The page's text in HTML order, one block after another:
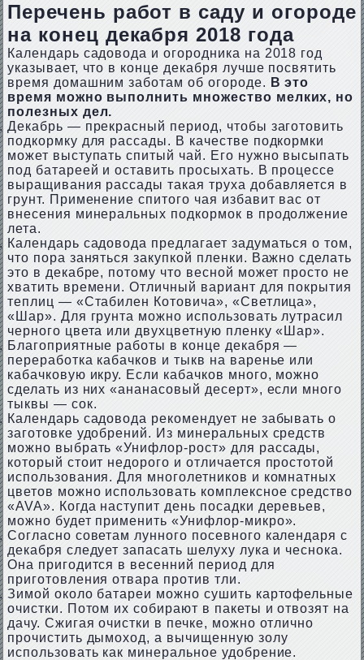
Перечень работ в саду и огороде
на конец декабря 2018 года
Календарь садовода и огородника на 2018 год
указывает, что в конце декабря лучше посвятить
время домашним заботам об огороде. В это
время можно выполнить множество мелких, но
полезных дел.
Декабрь — прекрасный период, чтобы заготовить
подкормку для рассады. В качестве подкормки
может выступать спитый чай. Его нужно высыпать
под батареей и оставить просыхать. В процессе
выращивания рассады такая труха добавляется в
грунт. Применение спитого чая избавит вас от
внесения минеральных подкормок в продолжение
лета.
Календарь садовода предлагает задуматься о том,
что пора заняться закупкой пленки. Важно сделать
это в декабре, потому что весной может просто не
хватить времени. Отличный вариант для покрытия
теплиц — «Стабилен Котовича», «Светлица»,
«Шар». Для грунта можно использовать лутрасил
черного цвета или двухцветную пленку «Шар».
Благоприятные работы в конце декабря —
переработка кабачков и тыкв на варенье или
кабачковую икру. Если кабачков много, можно
сделать из них «ананасовый десерт», если много
тыквы — сок.
Календарь садовода рекомендует не забывать о
заготовке удобрений. Из минеральных средств
можно выбрать «Унифлор-рост» для рассады,
который стоит недорого и отличается простотой
использования. Для многолетников и комнатных
цветов можно использовать комплексное средство
«AVA». Когда наступит день посадки деревьев,
можно будет применить «Унифлор-микро».
Согласно советам лунного посевного календаря с
декабря следует запасать шелуху лука и чеснока.
Она пригодится в весенний период для
приготовления отвара против тли.
Зимой около батареи можно сушить картофельные
очистки. Потом их собирают в пакеты и отвозят на
дачу. Сжигая очистки в печке, можно отлично
прочистить дымоход, а вычищенную золу
использовать как минеральное удобрение.